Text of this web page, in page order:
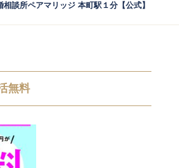
談所ペアマリッジ 本町駅１分【公式】
無料